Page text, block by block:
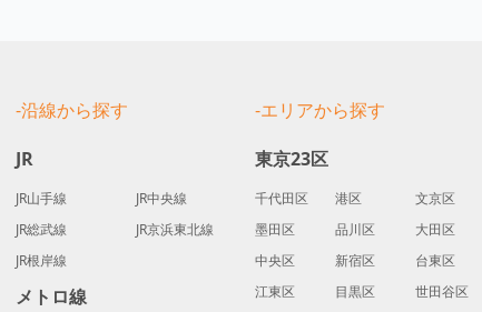
-沿線から探す
JR
JR山手線
JR中央線
JR総武線
JR京浜東北線
JR根岸線
メトロ線
-エリアから探す
東京23区
千代田区 港区
文京区
墨田区
品川区
大田区
中央区
新宿区
台東区
江東区
目黒区
世田谷区